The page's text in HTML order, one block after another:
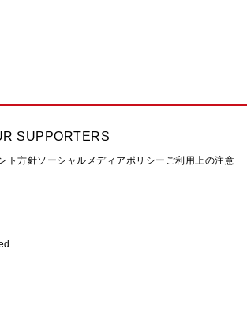
SUPPORTERS
ト方針ソーシャルメディアポリシー ご利用上の注意